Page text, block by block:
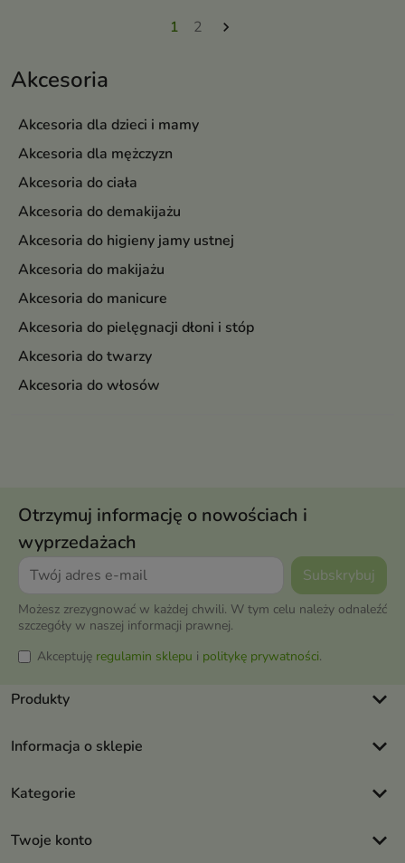
Akcesoria
Akcesoria dla dzieci i mamy
Akcesoria dla mężczyzn
Akcesoria do ciała
Akcesoria do demakijażu
Akcesoria do higieny jamy ustnej
Akcesoria do makijażu
Akcesoria do manicure
Akcesoria do pielęgnacji dłoni i stóp
Akcesoria do twarzy
Akcesoria do włosów
1 2 
Otrzymuj informację o nowościach i
wyprzedażach
Możesz zrezygnować w każdej chwili. W tym celu należy odnaleźć
szczegóły w naszej informacji prawnej.
Akceptuję regulamin sklepu i politykę prywatności.
Produkty keyboard_arrow_down
Informacja o sklepie keyboard_arrow_down
Kategorie keyboard_arrow_down
Twoje konto keyboard_arrow_down